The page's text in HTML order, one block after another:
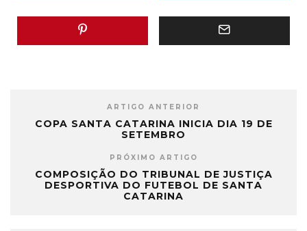
ARTIGO ANTERIOR
COPA SANTA CATARINA INICIA DIA 19 DE
SETEMBRO
PRÓXIMO ARTIGO
COMPOSIÇÃO DO TRIBUNAL DE JUSTIÇA
DESPORTIVA DO FUTEBOL DE SANTA
CATARINA